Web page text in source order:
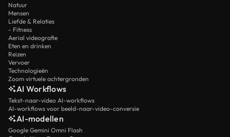
Natuur
Mensen
Liefde & Relaties
- Fitness
Aerial videografie
Eten en drinken
Reizen
Vervoer
Technologieën
Zoom virtuele achtergronden
AI Workflows
Tekst-naar-video AI-workflows
AI-workflows voor beeld-naar-video-conversie
AI-modellen
Google Gemini Omni Flash